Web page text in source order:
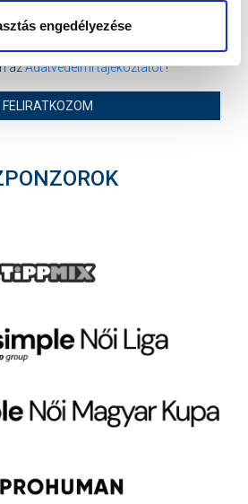
engedélyezése
azAdatvédelmi tájékoztatót!
FELIRATKOZOM